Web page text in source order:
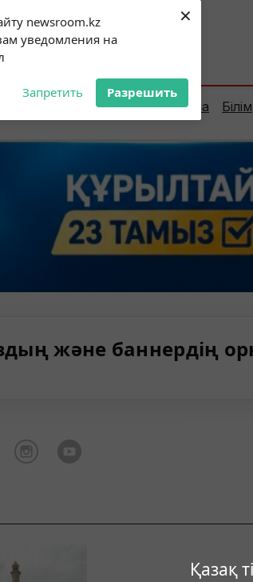
newsroom.kz
уведомления на
Запретить Разрешить
×
Қазақ
click on
Алматы:22°C Шымкент:
Елорда Сараптама Білім
және баннердің